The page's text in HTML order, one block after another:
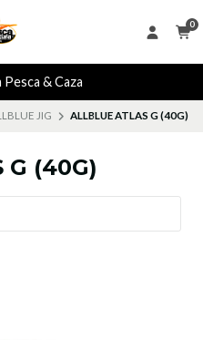
0
Pesca & Caza
JIG ALLBLUE ATLAS G (40G)
G (40G)